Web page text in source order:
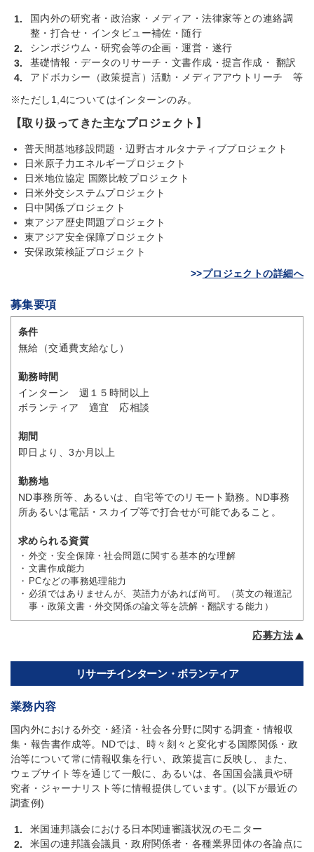
応募方法
1.
国内外の研究者・政治家・メディア・法律家等との連絡調
整・打合せ・インタビュー補佐・随行
2.
シンポジウム・研究会等の企画・運営・遂行
3.
基礎情報・データのリサーチ・文書作成・提言作成・ 翻訳
4.
アドボカシー（政策提言）活動・メディアアウトリーチ 等
※ただし1,4についてはインターンのみ。
【取り扱ってきた主なプロジェクト】
普天間基地移設問題・辺野古オルタナティブプロジェクト
日米原子力エネルギープロジェクト
日米地位協定 国際比較プロジェクト
日米外交システムプロジェクト
日中関係プロジェクト
東アジア歴史問題プロジェクト
東アジア安全保障プロジェクト
安保政策検証プロジェクト
>>プロジェクトの詳細へ
募集要項
条件
無給（交通費支給なし）
勤務時間
インターン 週１５時間以上
ボランティア 適宜 応相談
期間
即日より、3か月以上
勤務地
ND事務所等、あるいは、自宅等でのリモート勤務。ND事務
所あるいは電話・スカイプ等で打合せが可能であること。
求められる資質
外交・安全保障・社会問題に関する基本的な理解
文書作成能力
PCなどの事務処理能力
必須ではありませんが、英語力があれば尚可。（英文の報道記
事・政策文書・外交関係の論文等を読解・翻訳する能力）
リサーチインターン・ボランティア
業務内容
国内外における外交・経済・社会各分野に関する調査・情報収
集・報告書作成等。NDでは、時々刻々と変化する国際関係・政
治等について常に情報収集を行い、政策提言に反映し、また、
ウェブサイト等を通じて一般に、あるいは、各国国会議員や研
究者・ジャーナリスト等に情報提供しています。(以下が最近の
調査例)
1.
米国連邦議会における日本関連審議状況のモニター
2.
米国の連邦議会議員・政府関係者・各種業界団体の各論点に